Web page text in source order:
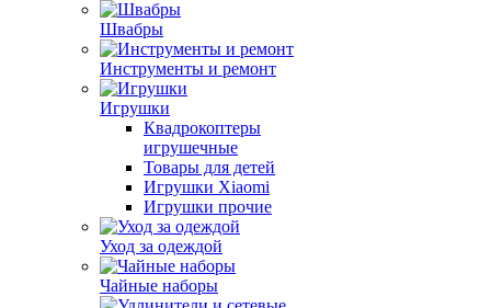
Швабры
Инструменты и ремонт
Игрушки
Квадрокоптеры
игрушечные
Товары для детей
Игрушки Xiaomi
Игрушки прочие
Уход за одеждой
Чайные наборы